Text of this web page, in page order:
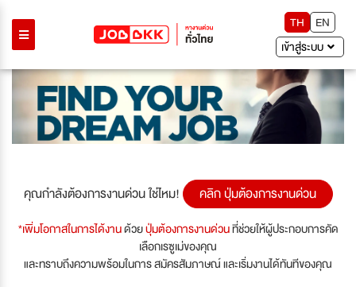
TH
EN
เข้าสู่ระบบ
คุณกำลังต้องการงานด่วน ใช่ไหม! คลิก ปุ่มต้องการงานด่วน
*เพิ่มโอกาสในการได้งานด้วยปุ่มต้องการงานด่วนที่ช่วยให้ผู้ประกอบการคัด
เลือกเรซูเม่ของคุณ
และทราบถึงความพร้อมในการ สมัครสัมภาษณ์ และเริ่มงานได้ทันทีของคุณ